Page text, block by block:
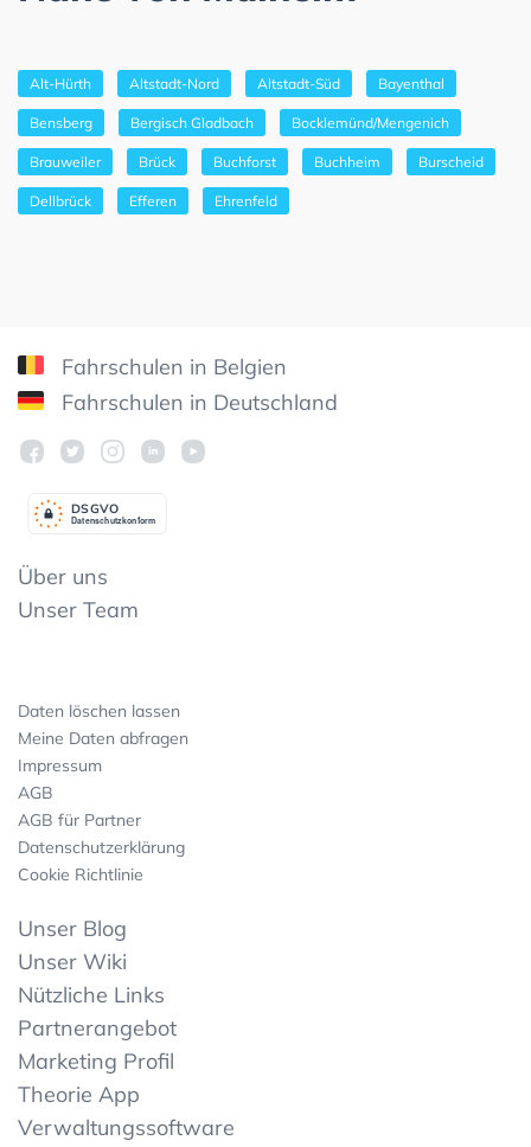
Alt-Hürth Altstadt-Nord Altstadt-Süd Bayenthal
Bensberg Bergisch Gladbach Bocklemünd/Mengenich
Brauweiler Brück Buchforst Buchheim Burscheid
Dellbrück Efferen Ehrenfeld
Fahrschulen in Belgien
Fahrschulen in Deutschland
Datenschutzkonform
DSGVO
Über uns
Unser Team
Daten löschen lassen
Meine Daten abfragen
Impressum
AGB
AGB für Partner
Datenschutzerklärung
Cookie Richtlinie
Unser Blog
Unser Wiki
Nützliche Links
Partnerangebot
Marketing Profil
Theorie App
Verwaltungssoftware